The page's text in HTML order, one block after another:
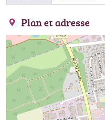
Plan et adresse